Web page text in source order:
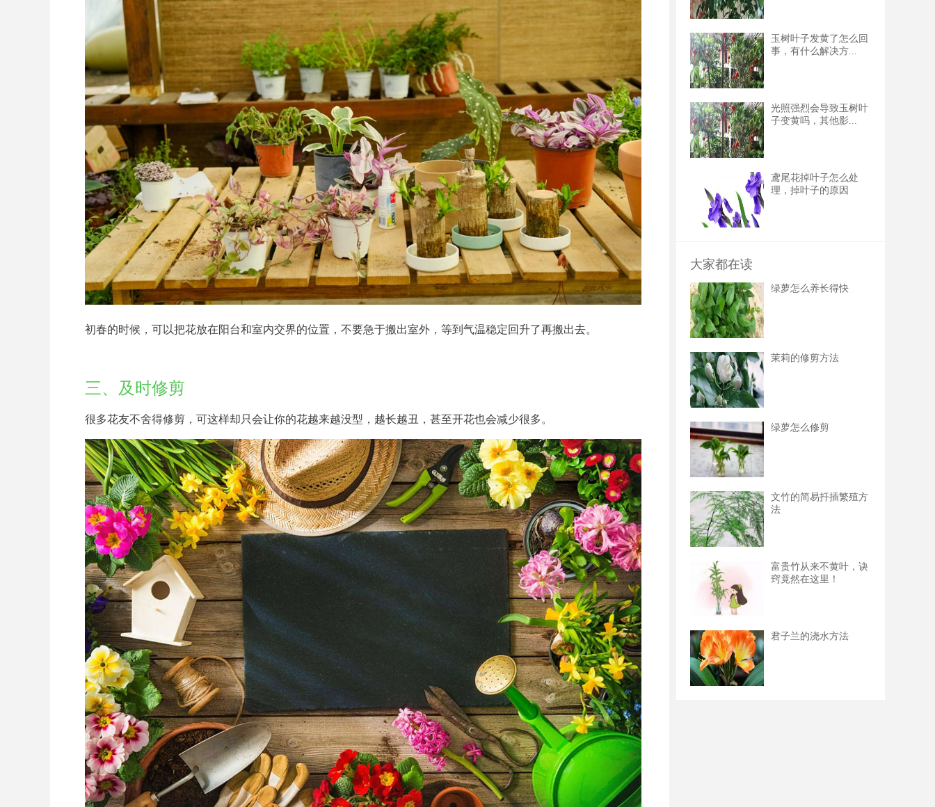
初春的时候，可以把花放在阳台和室内交界的位置，不要急于搬出室外，等到气温稳定回升了再搬出去。
三、及时修剪
很多花友不舍得修剪，可这样却只会让你的花越来越没型，越长越丑，甚至开花也会减少很多。
玉树叶子发黄了怎么回
事，有什么解决方...
光照强烈会导致玉树叶
子变黄吗，其他影...
鸢尾花掉叶子怎么处
理，掉叶子的原因
大家都在读
绿萝怎么养长得快
茉莉的修剪方法
绿萝怎么修剪
文竹的简易扦插繁殖方
法
富贵竹从来不黄叶，诀
窍竟然在这里！
君子兰的浇水方法